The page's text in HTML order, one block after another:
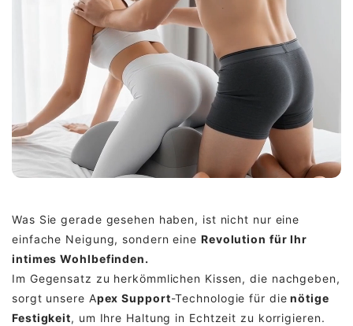
Was Sie gerade gesehen haben, ist nicht nur eine
einfache Neigung, sondern eine Revolution für Ihr
intimes Wohlbefinden.
Im Gegensatz zu herkömmlichen Kissen, die nachgeben,
sorgt unsere Apex Support-Technologie für die nötige
Festigkeit, um Ihre Haltung in Echtzeit zu korrigieren.